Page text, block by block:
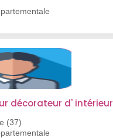
décorateur d' intérieur
(37)